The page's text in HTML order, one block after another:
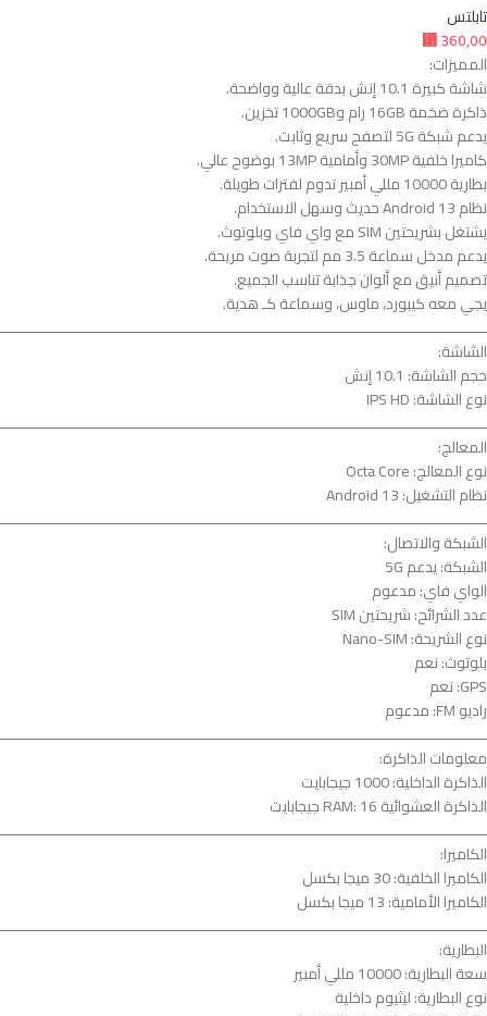
تابلتس
⃁360,00
المميزات:
شاشة كبيرة 10.1 إنش بدقة عالية وواضحة.
ذاكرة ضخمة 16GB رام و1000GB تخزين.
يدعم شبكة 5G لتصفح سريع وثابت.
كاميرا خلفية 30MP وأمامية 13MP بوضوح عالي.
بطارية 10000 مللي أمبير تدوم لفترات طويلة.
نظام Android 13 حديث وسهل الاستخدام.
يشتغل بشريحتين SIM مع واي فاي وبلوتوث.
يدعم مدخل سماعة 3.5 مم لتجربة صوت مريحة.
تصميم أنيق مع ألوان جذابة تناسب الجميع.
يجي معه كيبورد، ماوس، وسماعة كـ هدية.
الشاشة:
حجم الشاشة: 10.1 إنش
نوع الشاشة: IPS HD
المعالج:
نوع المعالج: Octa Core
نظام التشغيل: Android 13
الشبكة والاتصال:
الشبكة: يدعم 5G
الواي فاي: مدعوم
عدد الشرائح: شريحتين SIM
نوع الشريحة: Nano-SIM
بلوتوث: نعم
GPS: نعم
راديو FM: مدعوم
معلومات الذاكرة:
الذاكرة الداخلية: 1000 جيجابايت
الذاكرة العشوائية RAM: 16 جيجابايت
الكاميرا:
الكاميرا الخلفية: 30 ميجا بكسل
الكاميرا الأمامية: 13 ميجا بكسل
البطارية:
سعة البطارية: 10000 مللي أمبير
نوع البطارية: ليثيوم داخلية